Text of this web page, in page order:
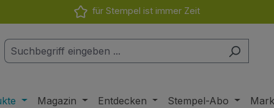
für Stempel ist immer Zeit
Magazin Entdecken Stempel-Abo